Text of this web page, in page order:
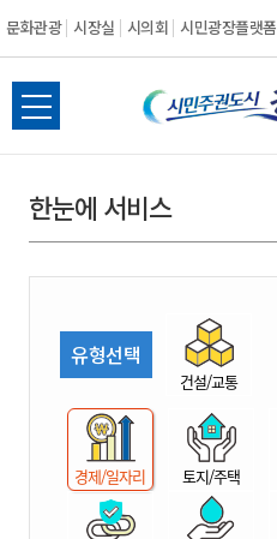
문화관광 시장실 시의회 시민광장플랫폼
시
민
권
시
산
전
체
뉴
열
한눈에 서비스
유형선택
건설/교통
경제/일자리 토지/주택